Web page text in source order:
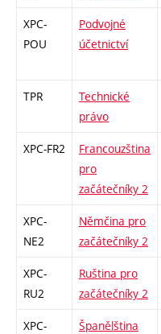
XPC-
POU
Podvojné
účetnictví
TPR
Technické
právo
XPC-FR2
Francouzština
pro
začátečníky 2
XPC-
NE2
Němčina pro
začátečníky 2
XPC-
RU2
Ruština pro
začátečníky 2
XPC-
Španělština